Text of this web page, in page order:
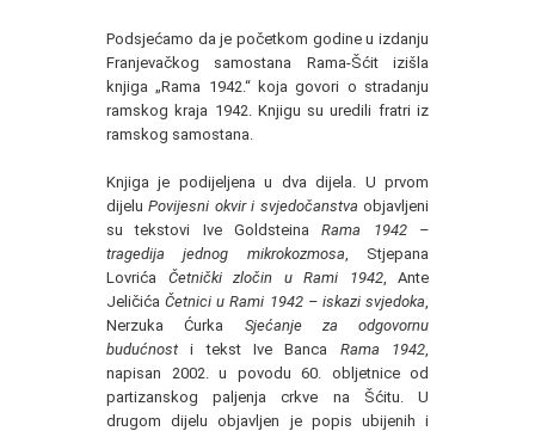
Podsjećamo da je početkom godine u izdanju
Franjevačkog samostana Rama-Šćit izišla
knjiga „Rama 1942.“ koja govori o stradanju
ramskog kraja 1942. Knjigu su uredili fratri iz
ramskog samostana.
Knjiga je podijeljena u dva dijela. U prvom
dijeluPovijesni okvir i svjedočanstva objavljeni
su tekstovi Ive GoldsteinaRama 1942 –
tragedija jednog mikrokozmosa , Stjepana
Lovrića Četnički zločin u Rami 1942, Ante
JeličićaČetnici u Rami 1942 – iskazi svjedoka
Nerzuka Ćurka Sjećanje za odgovornu
budućnost i tekst Ive Banca Rama 1942
napisan 2002. u povodu 60. obljetnice od
partizanskog paljenja crkve na Šćitu. U
drugom dijelu objavljen je popis ubijenih i